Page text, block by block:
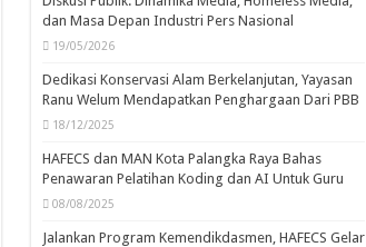
dan Masa Depan Industri Pers Nasional
19/05/2026
Dedikasi Konservasi Alam Berkelanjutan, Yayasan
Ranu Welum Mendapatkan Penghargaan Dari PBB
18/12/2025
HAFECS dan MAN Kota Palangka Raya Bahas
Penawaran Pelatihan Koding dan AI Untuk Guru
08/08/2025
Jalankan Program Kemendikdasmen, HAFECS Gelar